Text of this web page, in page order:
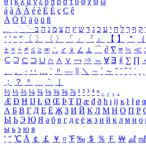
á à Á À é è É È ç Ç ê
Ä Ö Ü ä ö ü ß
ִֶֹ ֻּ ׁׂ ק ף ך ל ח י ע כ ג ד ש ץ ת צ מ נ ה ב
‘ ’ “ ” 〔 〕 〈 〉 「 」 『 』 【 】 ＂ （
± × ÷ ≠ ≤ ≥ ∞ ∴ ♂ ♀ ∠ ⊥ ⌒ ∂ ∇ ≡ ≒ ≪
⊆ ⊇ ⊂ ⊃ ∪ ∩ ∧ ∨ ￢ ⇒ ⇔ ∀ ∃ ∮ ∑ ∏
、
。 · ‥ … ¨ 〃 ― ＼ ∼ ´ ～ ˇ ˘ ˝ ˚ ˙ ¸
；
？ ＾ ｀
½ ⅓ ⅔ ¼ ¾ ⅛ ⅜ ⅝ ⅞ ¹ ² ³ ⁴ ⁿ ₁ ₂ ₃ ₄
Æ Ð Ħ Ĳ Ł Ø Œ Þ Ŧ Ŋ æ đ ð ħ ı ĳ ĸ ŀ ł ø
А Б В Г Д Е Ё Ж З И Й К Л М Н О П Р
Ы Ь Э Ю Я а б в г д е ё ж з и й к л м н о
ы ь э ю я
′ ″ ℃ Å ￠ ￡ ￥ ¤ ℉ ‰ ＄ ％ Ｆ ￦ ㎕ ㎖